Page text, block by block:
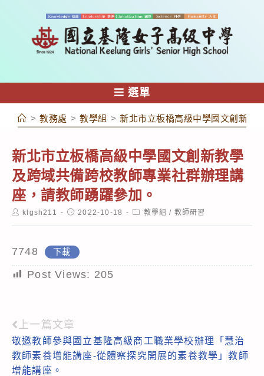
容
選單
> 教務處 > 教學組 > 新北市立板橋高級中學國文創新教
新北市立板橋高級中學國文創新教學
及跨域共備跨校教師專業社群辦理講
座，請教師踴躍參加。
Postklgsh211
Post2022-10-18
Post教學組 / 教師研習
7748 下載
Post Views: 205
Read
more
articles
上一篇文章
敬邀教師參與國立基隆高級商工職業學校辦理「慧治
教師素養增能講座-從體察探究開展的素養教學」教師
增能講座。